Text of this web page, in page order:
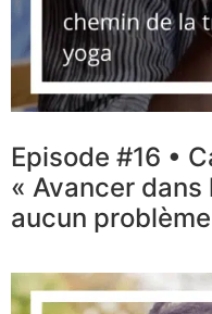
Episode #16 •
« Avancer dans
aucun